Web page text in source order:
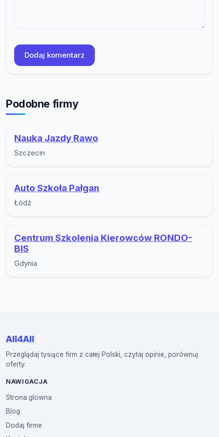
Dodaj komentarz
Podobne firmy
Nauka Jazdy Rawo
Szczecin
Auto Szkoła Pałgan
Łódź
Centrum Szkolenia Kierowców RONDO-
BIS
Gdynia
All4All
Przeglądaj tysiące firm z całej Polski, czytaj opinie, porównuj
oferty.
NAWIGACJA
Strona glowna
Blog
Dodaj firme